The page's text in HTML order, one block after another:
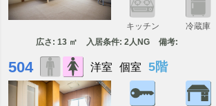
キッチン 冷蔵庫
広さ: 13 ㎡ 入居条件: 2人NG 備考:
504 洋室 個室 5階